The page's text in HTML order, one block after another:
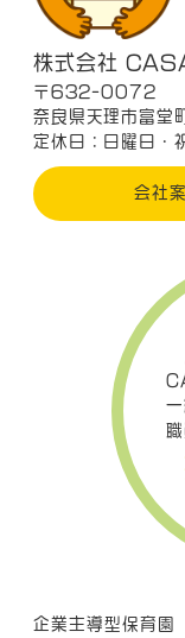
株式会社
〒632-0072
奈良県天理市富堂
定休日：日曜日・
会社
企業主導型保育園